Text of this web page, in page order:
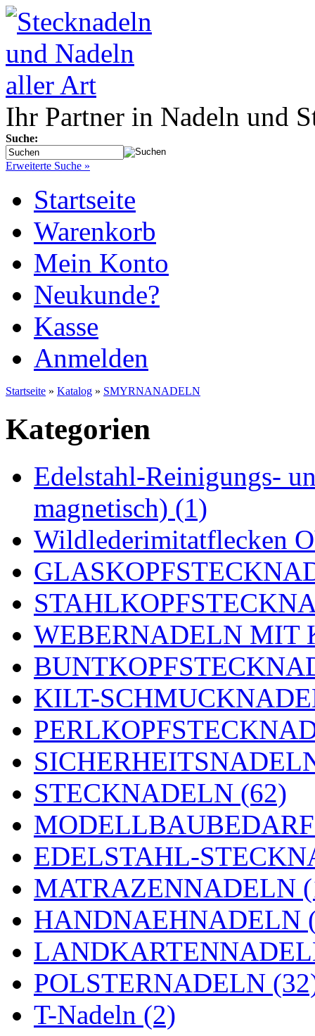
Ihr Partner in Nadeln und
Suche:
Erweiterte Suche »
Startseite
Warenkorb
Mein Konto
Neukunde?
Kasse
Anmelden
Startseite » Katalog » SMYRNANADELN
Kategorien
Edelstahl-Reinigungs-
magnetisch) (1)
Wildlederimitatflecken
WEBERNADELN MIT
KILT-
STECKNADELN (62)
EDELSTAHL-
MATRAZENNADELN
HANDNAEHNADELN
POLSTERNADELN
T-Nadeln (2)